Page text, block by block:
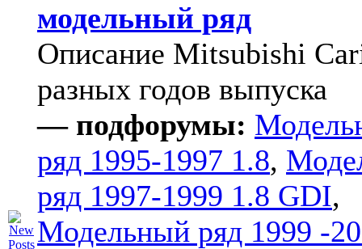
модельный ряд
Описание Mitsubishi
разных годов выпуска
— подфорумы:
ряд 1995-1997 1.8,
ряд 1997-1999 1.8 GDI,
Модельный ряд 1999 -